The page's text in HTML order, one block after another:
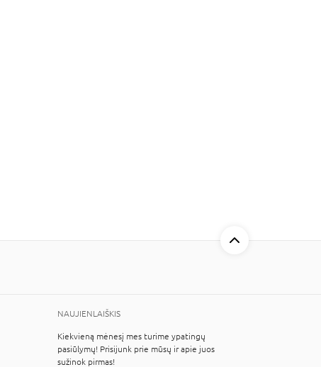
NAUJIENLAIŠKIS
Kiekvieną mėnesį mes turime ypatingų
pasiūlymų! Prisijunk prie mūsų ir apie juos
sužinok pirmas!